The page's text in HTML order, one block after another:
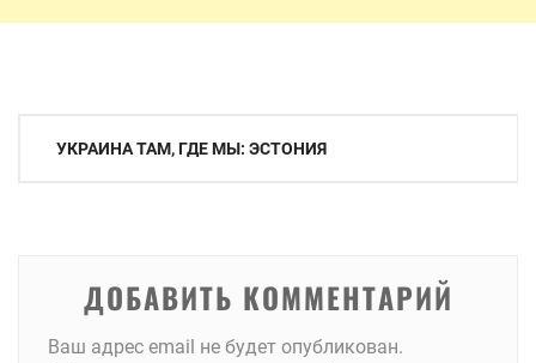
Навигация
УКРАИНА ТАМ, ГДЕ МЫ: ЭСТОНИЯ
ДОБАВИТЬ КОММЕНТАРИЙ
Ваш адрес email не будет опубликован.